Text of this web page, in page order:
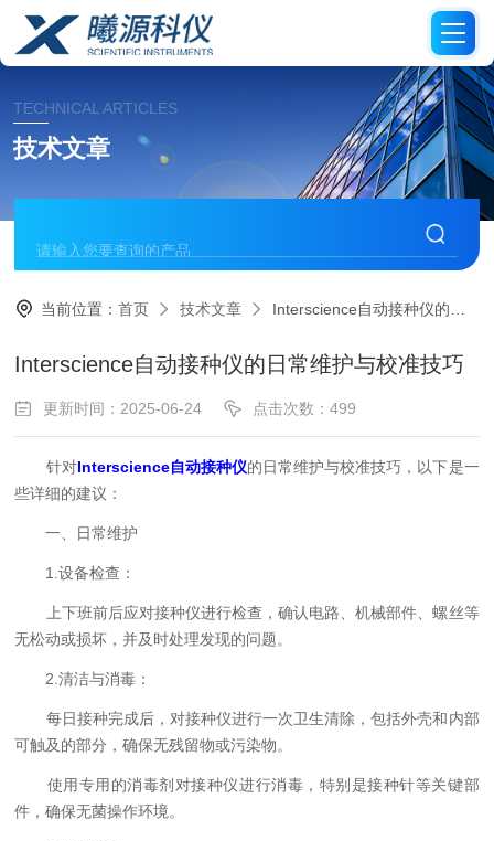
TECHNICAL ARTICLES
技术文章
当前位置：首页 技术文章 Interscience自动接种仪的日常维护与校准技巧
Interscience自动接种仪的日常维护与校准技巧
更新时间：2025-06-24 点击次数：499
针对Interscience自动接种仪的日常维护与校准技巧，以下是一
些详细的建议：
一、日常维护
1.设备检查：
上下班前后应对接种仪进行检查，确认电路、机械部件、螺丝等
无松动或损坏，并及时处理发现的问题。
2.清洁与消毒：
每日接种完成后，对接种仪进行一次卫生清除，包括外壳和内部
可触及的部分，确保无残留物或污染物。
使用专用的消毒剂对接种仪进行消毒，特别是接种针等关键部
件，确保无菌操作环境。